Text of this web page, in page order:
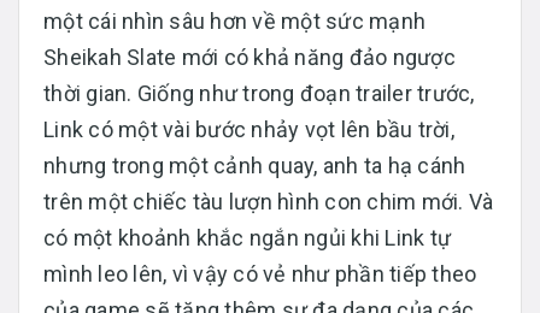
một cái nhìn sâu hơn về một sức mạnh
Sheikah Slate mới có khả năng đảo ngược
thời gian. Giống như trong đoạn trailer trước,
Link có một vài bước nhảy vọt lên bầu trời,
nhưng trong một cảnh quay, anh ta hạ cánh
trên một chiếc tàu lượn hình con chim mới. Và
có một khoảnh khắc ngắn ngủi khi Link tự
mình leo lên, vì vậy có vẻ như phần tiếp theo